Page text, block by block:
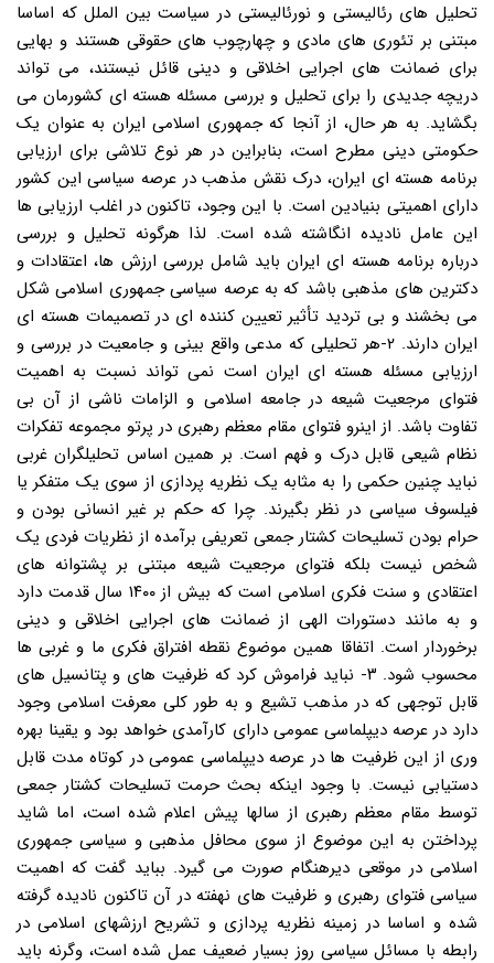
تحلیل های رئالیستی و نورئالیستی در سیاست بین الملل که اساسا
مبتنی بر تئوری های مادی و چهارچوب های حقوقی هستند و بهایی
برای ضمانت های اجرایی اخلاقی و دینی قائل نیستند، می تواند
دریچه جدیدی را برای تحلیل و بررسی مسئله هسته ای کشورمان می
بگشاید. به هر حال، از آنجا که جمهوری اسلامی ایران به عنوان یک
حکومتی دینی مطرح است، بنابراین در هر نوع تلاشی برای ارزیابی
برنامه هسته ای ایران، درک نقش مذهب در عرصه سیاسی این کشور
دارای اهمیتی بنیادین است. با این وجود، تاکنون در اغلب ارزیابی ها
این عامل نادیده انگاشته شده است. لذا هرگونه تحلیل و بررسی
درباره برنامه هسته ای ایران باید شامل بررسی ارزش ها، اعتقادات و
دکترین های مذهبی باشد که به عرصه سیاسی جمهوری اسلامی شکل
می بخشند و بی تردید تأثیر تعیین کننده ای در تصمیمات هسته ای
ایران دارند. ۲-هر تحلیلی که مدعی واقع بینی و جامعیت در بررسی و
ارزیابی مسئله هسته ای ایران است نمی تواند نسبت به اهمیت
فتوای مرجعیت شیعه در جامعه اسلامی و الزامات ناشی از آن بی
تفاوت باشد. از اینرو فتوای مقام معظم رهبری در پرتو مجموعه تفکرات
نظام شیعی قابل درک و فهم است. بر همین اساس تحلیلگران غربی
نباید چنین حکمی را به مثابه یک نظریه پردازی از سوی یک متفکر یا
فیلسوف سیاسی در نظر بگیرند. چرا که حکم بر غیر انسانی بودن و
حرام بودن تسلیحات کشتار جمعی تعریفی برآمده از نظریات فردی یک
شخص نیست بلکه فتوای مرجعیت شیعه مبتنی بر پشتوانه های
اعتقادی و سنت فکری اسلامی است که بیش از ۱۴۰۰ سال قدمت دارد
و به مانند دستورات الهی از ضمانت های اجرایی اخلاقی و دینی
برخوردار است. اتفاقا همین موضوع نقطه افتراق فکری ما و غربی ها
محسوب شود. ۳- نباید فراموش کرد که ظرفیت های و پتانسیل های
قابل توجهی که در مذهب تشیع و به طور کلی معرفت اسلامی وجود
دارد در عرصه دیپلماسی عمومی دارای کارآمدی خواهد بود و یقینا بهره
وری از این ظرفیت ها در عرصه دیپلماسی عمومی در کوتاه مدت قابل
دستیابی نیست. با وجود اینکه بحث حرمت تسلیحات کشتار جمعی
توسط مقام معظم رهبری از سالها پیش اعلام شده است، اما شاید
پرداختن به این موضوع از سوی محافل مذهبی و سیاسی جمهوری
اسلامی در موقعی دیرهنگام صورت می گیرد. بباید گفت که اهمیت
سیاسی فتوای رهبری و ظرفیت های نهفته در آن تاکنون نادیده گرفته
شده و اساسا در زمینه نظریه پردازی و تشریح ارزشهای اسلامی در
رابطه با مسائل سیاسی روز بسیار ضعیف عمل شده است، وگرنه باید